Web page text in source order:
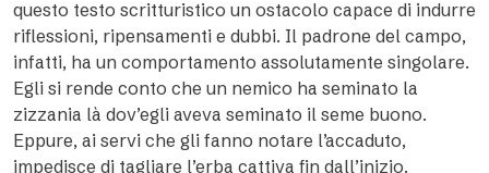
questo testo scritturistico un ostacolo capace di indurre
riflessioni, ripensamenti e dubbi. Il padrone del campo,
infatti, ha un comportamento assolutamente singolare.
Egli si rende conto che un nemico ha seminato la
zizzania là dov’egli aveva seminato il seme buono.
Eppure, ai servi che gli fanno notare l’accaduto,
impedisce di tagliare l’erba cattiva fin dall’inizio.